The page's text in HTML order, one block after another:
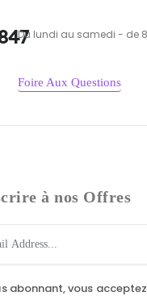
Du lundi au samedi - de
Foire Aux Questions
à nos Offres
abonnant, vous